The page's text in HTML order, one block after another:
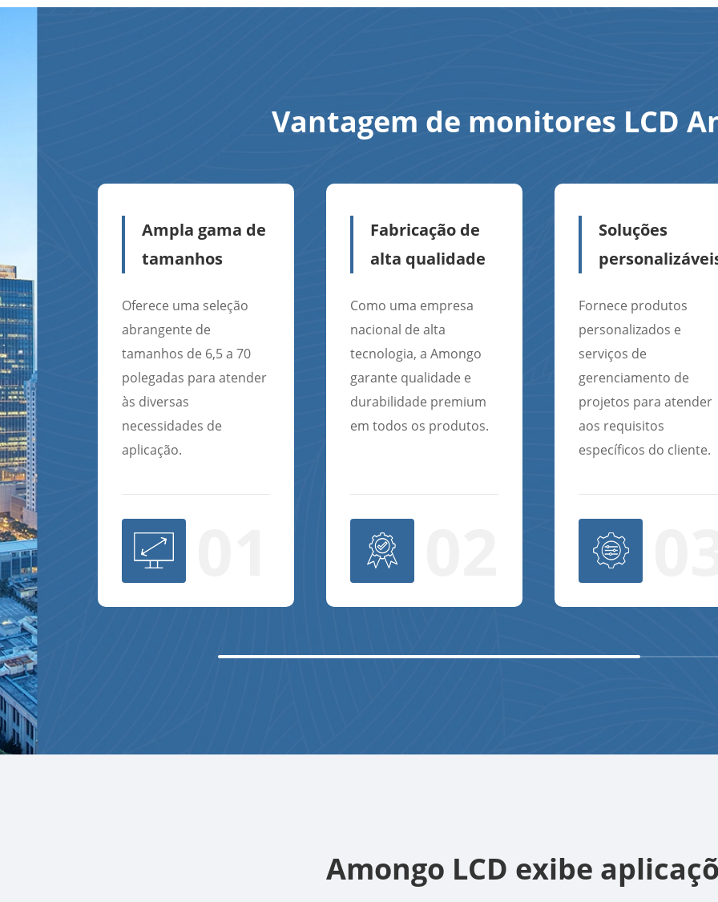
Vantagem de monitores LCD
Ampla gama de
tamanhos
Oferece uma seleção
abrangente de
tamanhos de 6,5 a 70
polegadas para atender
às diversas
necessidades de
aplicação.
Fabricação de
alta qualidade
Como uma empresa
nacional de alta
tecnologia, a Amongo
garante qualidade e
durabilidade premium
em todos os produtos.
Soluções
Fornece produtos
personalizados e
serviços de
gerenciamento de
projetos para atender
aos requisitos
específicos do cliente.
Amongo LCD exibe